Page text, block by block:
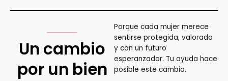
Un cambio
por un bien
Porque cada mujer merece
sentirse protegida, valorada
y con un futuro
esperanzador. Tu ayuda hace
posible este cambio.